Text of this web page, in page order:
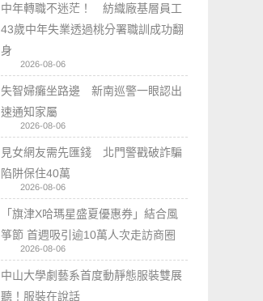
中年轉職不迷茫！ 紡織廠基層員工
43歲中年失業透過桃分署職訓成功翻
身
2026-08-06
失智婦癱坐路邊 新南巡警一眼認出
速通知家屬
2026-08-06
見女網友需先匯錢 北門警戳破詐騙
陷阱保住40萬
2026-08-06
「旗津X哈瑪星盛夏優惠券」結合風
箏節 首週吸引逾10萬人次走訪商圈
2026-08-06
中山大學劇藝系首度動靜態服裝雙展
聽！服裝在說話